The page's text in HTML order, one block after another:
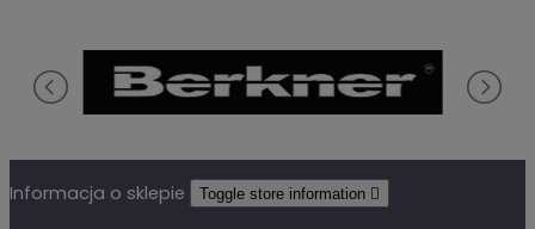
Informacja o sklepie Toggle store information 